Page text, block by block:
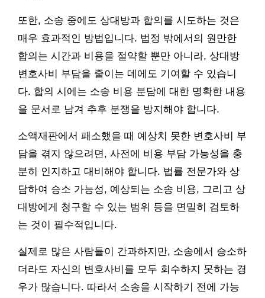
또한, 소송 중에도 상대방과 합의를 시도하는 것은
매우 효과적인 방법입니다. 법정 밖에서의 원만한
합의는 시간과 비용을 절약할 뿐만 아니라, 상대방
변호사비 부담을 줄이는 데에도 기여할 수 있습니
다. 합의 시에는 소송 비용 분담에 대한 명확한 내용
을 문서로 남겨 추후 분쟁을 방지해야 합니다.
소액재판에서 패소했을 때 예상치 못한 변호사비 부
담을 겪지 않으려면, 사전에 비용 부담 가능성을 충
분히 인지하고 대비해야 합니다. 법률 전문가와 상
담하여 승소 가능성, 예상되는 소송 비용, 그리고 상
대방에게 청구할 수 있는 범위 등을 면밀히 검토하
는 것이 필수적입니다.
실제로 많은 사람들이 간과하지만, 소송에서 승소하
더라도 자신의 변호사비를 모두 회수하지 못하는 경
우가 많습니다. 따라서 소송을 시작하기 전에 가능